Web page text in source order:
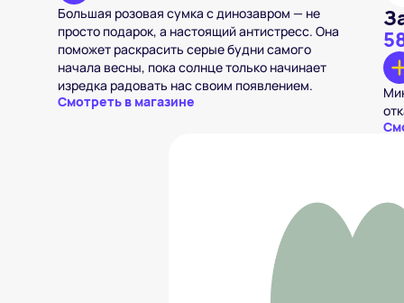
Большая розовая сумка с динозавром — не
просто подарок, а настоящий антистресс. Она
поможет раскрасить серые будни самого
начала весны, пока солнце только начинает
изредка радовать нас своим появлением.
Смотреть в магазине